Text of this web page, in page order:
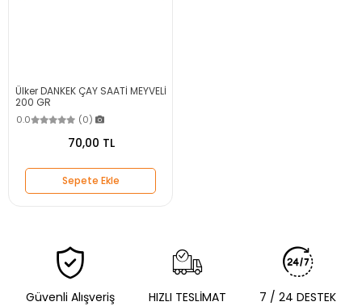
Ülker DANKEK ÇAY SAATİ MEYVELİ
200 GR
0.0 (0)
70,00 TL
Sepete Ekle
Güvenli Alışveriş HIZLI TESLİMAT 7 / 24 DESTEK